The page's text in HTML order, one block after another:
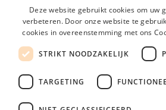
E-mail*
Wachtwoord
login gegevens onthouden
login
Bedrijf aanmelden
Deze website gebruikt cookies om uw
verbeteren. Door onze website te
cookies in overeenstemming met ons
STRIKT NOODZAKELIJK
TARGETING